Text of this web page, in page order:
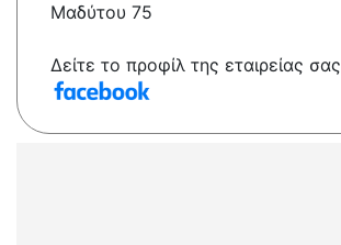
Μαδύτου 75
Δείτε το προφίλ της εταιρείας σας